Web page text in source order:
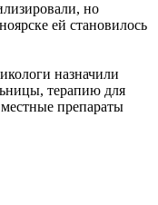
но
ей становилось
назначили
терапию для
препараты